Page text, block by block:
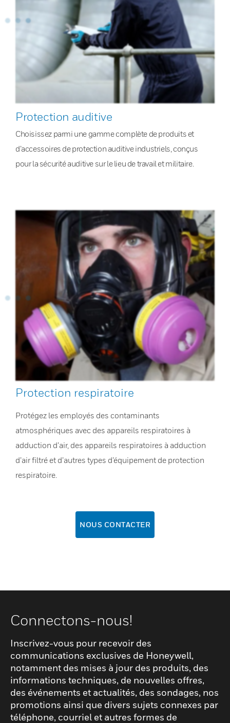
Protection auditive
Choisissez parmi une gamme complète de produits et
d’accessoires de protection auditive industriels, conçus
pour la sécurité auditive sur le lieu de travail et militaire.
Protection respiratoire
Protégez les employés des contaminants
atmosphériques avec des appareils respiratoires à
adduction d’air, des appareils respiratoires à adduction
d’air filtré et d’autres types d’équipement de protection
respiratoire.
NOUS CONTACTER
Connectons-nous!
Inscrivez-vous pour recevoir des
communications exclusives de Honeywell,
notamment des mises à jour des produits, des
informations techniques, de nouvelles offres,
des événements et actualités, des sondages, nos
promotions ainsi que divers sujets connexes par
téléphone, courriel et autres formes de